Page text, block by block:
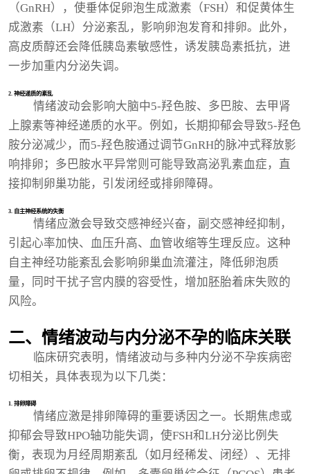
（GnRH），使垂体促卵泡生成激素（FSH）和促黄体生
成激素（LH）分泌紊乱，影响卵泡发育和排卵。此外，
高皮质醇还会降低胰岛素敏感性，诱发胰岛素抵抗，进
一步加重内分泌失调。
2. 神经递质的紊乱
情绪波动会影响大脑中5-羟色胺、多巴胺、去甲肾
上腺素等神经递质的水平。例如，长期抑郁会导致5-羟色
胺分泌减少，而5-羟色胺通过调节GnRH的脉冲式释放影
响排卵；多巴胺水平异常则可能导致高泌乳素血症，直
接抑制卵巢功能，引发闭经或排卵障碍。
3. 自主神经系统的失衡
情绪应激会导致交感神经兴奋，副交感神经抑制，
引起心率加快、血压升高、血管收缩等生理反应。这种
自主神经功能紊乱会影响卵巢血流灌注，降低卵泡质
量，同时干扰子宫内膜的容受性，增加胚胎着床失败的
风险。
二、情绪波动与内分泌不孕的临床关联
临床研究表明，情绪波动与多种内分泌不孕疾病密
切相关，具体表现为以下几类：
1. 排卵障碍
情绪应激是排卵障碍的重要诱因之一。长期焦虑或
抑郁会导致HPO轴功能失调，使FSH和LH分泌比例失
衡，表现为月经周期紊乱（如月经稀发、闭经）、无排